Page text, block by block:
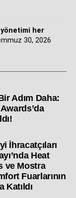
yönetimi her
30, 2026
Adım Daha:
İhracatçıları
Heat
ve Mostra
Fuarlarının
Katıldı